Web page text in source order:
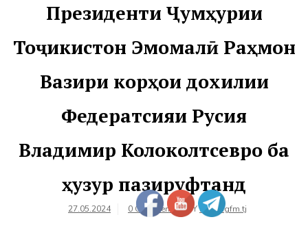
Президенти Ҷумҳурии
Тоҷикистон Эмомалӣ Раҳмон
Вазири корҳои дохилии
Федератсияи Русия
Владимир Колоколтсевро ба
ҳузур пазируфтанд
27.05.2024 0 Comments BYfarhangfm.tj